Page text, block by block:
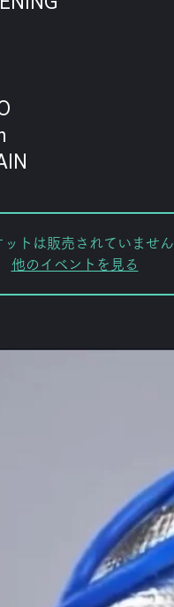
ットは販売されていません
他のイベントを見る